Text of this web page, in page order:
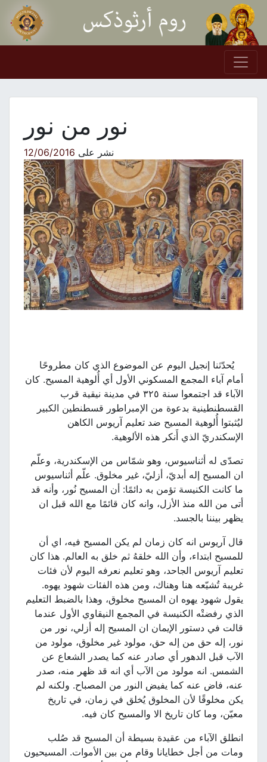
Skip to content
Main Navigation
نور من نور
نشر على12/06/2016
يُحدّثنا إنجيل اليوم عن الموضوع الذي كان مطروحًا
أمام آباء المجمع المسكوني الأول أي أُلوهية المسيح. كان
الآباء قد اجتمعوا سنة ٣٢٥ في مدينة نيقية قرب
القسطنطينية بدعوة من الإمبراطور قسطنطين الكبير
ليُثبتوا أُلوهية المسيح ضد تعليم آريوس الكاهن
الإسكندريّ الذي أَنكر هذه الألوهية.
تصدّى له أثناسيوس، وهو شمّاس من الإسكندرية، وعلّم
ان المسيح إله أبديّ، أزليّ، غير مخلوق. علّم أثناسيوس
ما كانت الكنيسة تؤمن به دائمًا: أن المسيح نُور، وأنه قد
أتى من الله منذ الأزل، وانه كان قائمًا مع الله قبل ان
يظهر بيننا بالجسد.
قال آريوس انه كان زمان لم يكن المسيح فيه، اي أن
للمسيح ابتداء، وأن الله خلقهُ ثم خلق به العالم. هذا كان
تعليم آريوس الجاحد، وهو تعليم نعرفه اليوم لأن فئات
غريبة تُشيّعه هنا وهناك، ومن هذه الفئات شهود يهوه.
يقول شهود يهوه ان المسيح مخلوق، وهذا بالضبط التعليم
الذي رفضتْه الكنيسة في المجمع النيقاوي الأول عندما
قالت في دستور الإيمان ان المسيح إله أزلي، نور من
نور، إله حق من إله حق، مولود غير مخلوق، مولود من
الآب قبل الدهور أي صادر عنه كما يصدر الشعاع عن
الشمس. انه مولود من الآب أي انه قد ظهر منه، صدر
عنه، فاض عنه كما يفيض النور من المصباح. ولكنه لم
يكن مخلوقًا لأن المخلوق يُخلق في زمان، في تاريخ
معيّن، وما كان تاريخ الا والمسيح كان فيه.
انطلق الآباء من عقيدة بسيطة أن المسيح قد صُلب
ومات من أجل خطايانا وقام من بين الأموات. المسيحيون